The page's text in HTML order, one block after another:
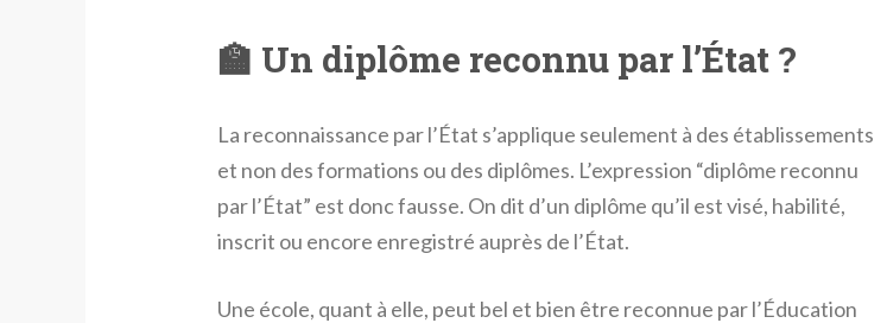
🏫 Un diplôme reconnu par l’État ?
La reconnaissance par l’État s’applique seulement à des établissements
et non des formations ou des diplômes. L’expression “diplôme reconnu
par l’État” est donc fausse. On dit d’un diplôme qu’il est visé, habilité,
inscrit ou encore enregistré auprès de l’État.
Une école, quant à elle, peut bel et bien être reconnue par l’Éducation